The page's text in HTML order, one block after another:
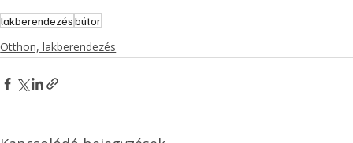
lakberendezésbútor
Otthon, lakberendezés